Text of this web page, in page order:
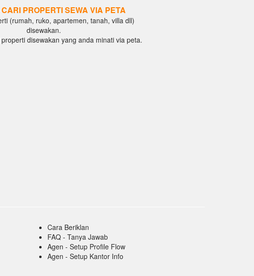
PROPERTI SEWA VIA PETA
(rumah, ruko, apartemen, tanah, villa dll)
disewakan.
disewakan yang anda minati via peta.
Cara Beriklan
FAQ - Tanya Jawab
Agen - Setup Profile Flow
Agen - Setup Kantor Info